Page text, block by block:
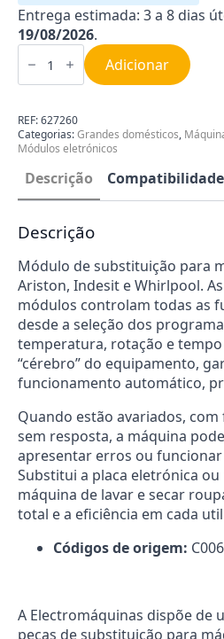
Entrega estimada: 3 a 8 dias
19/08/2026.
Quantidade
de
para
de
Secar
Roupa
Ariston
Indesit
C00627260
Adicionar
REF:627260
Categorias:Grandes domésticos,
Módulos eletrónicos
Descrição
Descrição
Módulo de substituição para
Ariston, Indesit e Whirlpool.
módulos controlam todas as
desde a seleção dos
temperatura, rotação e tempo
“cérebro” do equipamento,
funcionamento automático,
Quando estão avariados,
sem resposta, a máquina
apresentar erros ou
Substitui a placa eletrónica
máquina de lavar e secar
total e a eficiência em cada
Códigos de origem:
A Electromáquinas dispõe de
peças de substituição para